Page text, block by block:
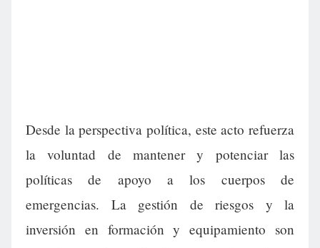
Desde la perspectiva política, este acto refuerza
la voluntad de mantener y potenciar las
políticas de apoyo a los cuerpos de
emergencias. La gestión de riesgos y la
inversión en formación y equipamiento son